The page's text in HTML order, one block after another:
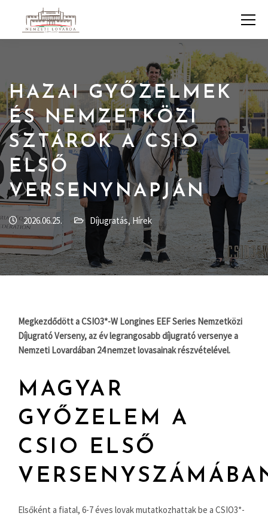
HAZAI GYŐZELMEK
ÉS NEMZETKÖZI
SZTÁROK A CSIO
ELSŐ
VERSENYNAPJÁN
2026.06.25. Díjugratás, Hírek
Megkezdődött a CSIO3*-W Longines EEF Series Nemzetközi
Díjugrató Verseny, az év legrangosabb díjugrató versenye a
Nemzeti Lovardában 24 nemzet lovasainak részvételével.
MAGYAR
GYŐZELEM A
CSIO ELSŐ
Elsőként a fiatal, 6-7 éves lovak mutatkozhattak be a CSIO3*-